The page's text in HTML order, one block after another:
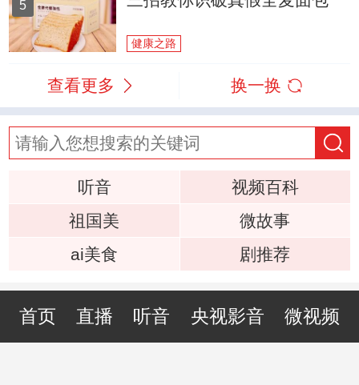
5
健康之路
查看更多 换一换
听音
视频百科
祖国美
微故事
ai美食
剧推荐
首页 直播 听音 央视影音 微视频